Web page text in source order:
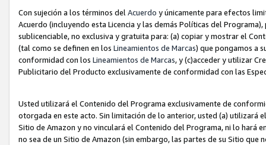
Con sujeción a los términos del Acuerdo y únicamente para efectos
Acuerdo (incluyendo esta Licencia y las demás Políticas del
sublicenciable, no exclusiva y gratuita para: (a) copiar y mostrar el
(tal como se definen en los Lineamientos de Marcas) que pongamos a
conformidad con los Lineamientos de Marcas, y (c)acceder y utilizar
Publicitario del Producto exclusivamente de conformidad con las
Usted utilizará el Contenido del Programa exclusivamente de
otorgada en este acto. Sin limitación de lo anterior, usted (a) utilizará
Sitio de Amazon y no vinculará el Contenido del Programa, ni lo hará
no sea de un Sitio de Amazon (sin embargo, las partes de su Sitio